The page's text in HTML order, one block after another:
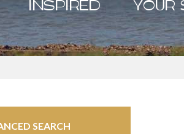
INSPIRED YOUR
SEARCH